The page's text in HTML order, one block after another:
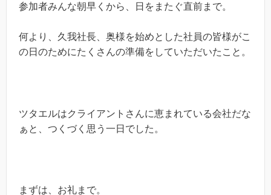
参加者みんな朝早くから、日をまたぐ直前まで。
何より、久我社長、奥様を始めとした社員の皆様がこ
の日のためにたくさんの準備をしていただいたこと。
ツタエルはクライアントさんに恵まれている会社だな
ぁと、つくづく思う一日でした。
まずは、お礼まで。